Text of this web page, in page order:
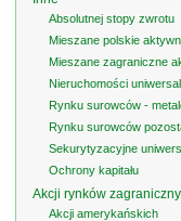
Absolutnej stopy zwrotu
Mieszane polskie
Mieszane zagraniczne
Nieruchomości
Rynku surowców -
Rynku surowców
Sekurytyzacyjne
Ochrony kapitału
Akcji rynków
Akcji amerykańskich